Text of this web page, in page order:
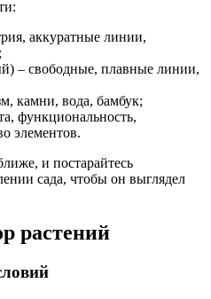
аккуратные линии,
– свободные, плавные линии,
камни, вода, бамбук;
функциональность,
элементов.
и постарайтесь
сада, чтобы он выглядел
растений